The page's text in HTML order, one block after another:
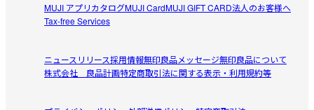
MUJI アプリカタログMUJI CardMUJI GIFT CARD法人のお客様へ
Tax-free Services
ニュースリリース採用情報無印良品メッセージ無印良品について
株式会社 良品計画特定商取引法に関する表示・利用規約等